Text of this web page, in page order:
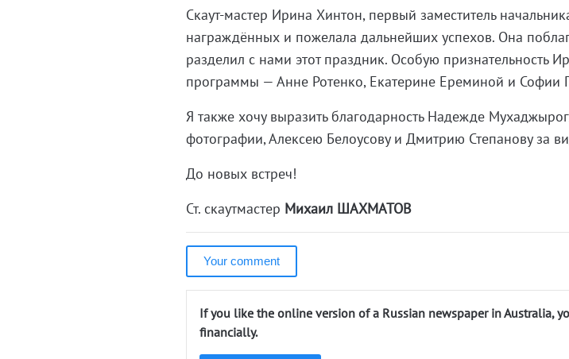
Скаут-мастер Ирина Хинтон, первый заместитель
награждённых и пожелала дальнейших успехов. Она
разделил с нами этот праздник. Особую признательность
программы — Анне Ротенко, Екатерине Ереминой и Софии
Я также хочу выразить благодарность Надежде
фотографии, Алексею Белоусову и Дмитрию Степанову за
До новых встреч!
Ст. скаутмастер Михаил ШАХМАТОВ
Your comment
If you like the online version of a Russian newspaper in Australia,
financially.